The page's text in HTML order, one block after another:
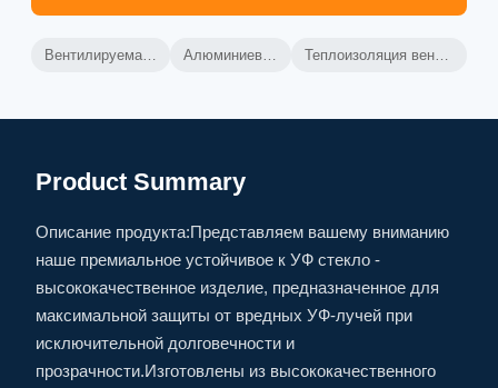
Вентилируемая алюминиевая завеса Алюминиевая стенка для штор Теплоизоляция вентилируемой занавесной стены
Product Summary
Описание продукта:Представляем вашему вниманию
наше премиальное устойчивое к УФ стекло -
высококачественное изделие, предназначенное для
максимальной защиты от вредных УФ-лучей при
исключительной долговечности и
прозрачности.Изготовлены из высококачественного